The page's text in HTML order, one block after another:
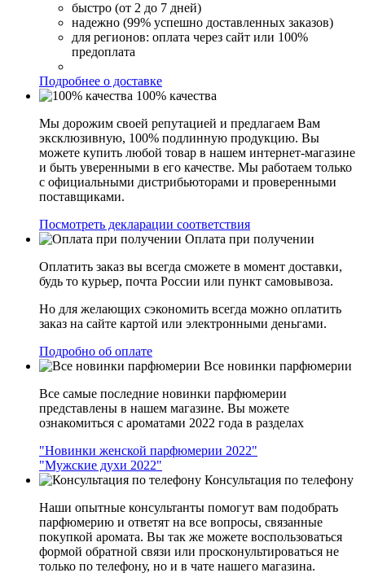
быстро (от 2 до 7 дней)
надежно (99% успешно доставленных заказов)
для регионов: оплата через сайт или 100%
предоплата
Подробнее о доставке
100% качества
Мы дорожим своей репутацией и предлагаем Вам
эксклюзивную, 100% подлинную продукцию. Вы
можете купить любой товар в нашем интернет-магазине
и быть уверенными в его качестве. Мы работаем только
с официальными дистрибьюторами и проверенными
поставщиками.
Посмотреть декларации соответствия
Оплата при получении
Оплатить заказ вы всегда сможете в момент доставки,
будь то курьер, почта России или пункт самовывоза.
Но для желающих сэкономить всегда можно оплатить
заказ на сайте картой или электронными деньгами.
Подробно об оплате
Все новинки парфюмерии
Все самые последние новинки парфюмерии
представлены в нашем магазине. Вы можете
ознакомиться с ароматами 2022 года в разделах
"Новинки женской парфюмерии 2022"
"Мужские духи 2022"
Консультация по телефону
Наши опытные консультанты помогут вам подобрать
парфюмерию и ответят на все вопросы, связанные
покупкой аромата. Вы так же можете воспользоваться
формой обратной связи или просконультироваться не
только по телефону, но и в чате нашего магазина.